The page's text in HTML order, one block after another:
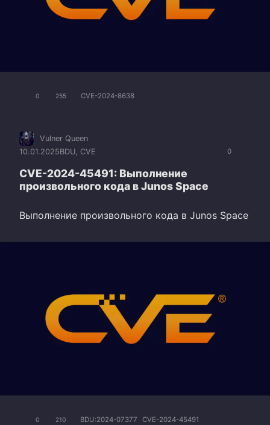
0 255 CVE-2024-8638
0
Vulner Queen
10.01.2025BDU CVE
CVE-2024-45491: Выполнение
произвольного кода в Junos Space
Выполнение произвольного кода в Junos Space
0 210 BDU:2024-07377 CVE-2024-45491